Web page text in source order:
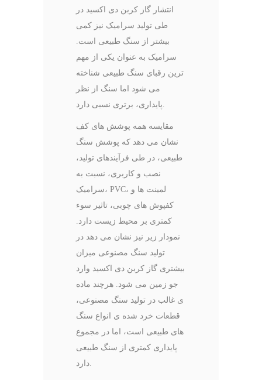
انتشار گاز کربن دی اکسید در
طی تولید سرامیک نیز کمی
بیشتر از سنگ طبیعی است.
سرامیک به عنوان یکی از مهم
ترین رقبای سنگ طبیعی شناخته
می شود اما سنگ از نظر
مقایسه همه پوشش‌ های کف
نشان می دهد که پوشش‌ سنگ
طبیعی، در طی فرآیندهای تولید،
نصب و کاربری، نسبت به
سرامیک‌، PVC، لمینت‌ ها و
کفپوش‌ های چوبی، تاثیر سوء
کمتری بر محیط‌ زیست دارد.
نمودار زیر نیز نشان می دهد در
تولید سنگ مصنوعی میزان
بیشتری گاز کربن دی اکسید وارد
جو زمین می شود. هرچند ماده
ی غالب در تولید سنگ مصنوعی،
قطعات خرد شده ی انواع سنگ
های طبیعی است، اما در مجموع
پایداری کمتری از سنگ طبیعی